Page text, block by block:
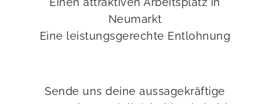
Neumarkt
Eine leistungsgerechte Entlohnung
Sende uns deine aussagekräftige